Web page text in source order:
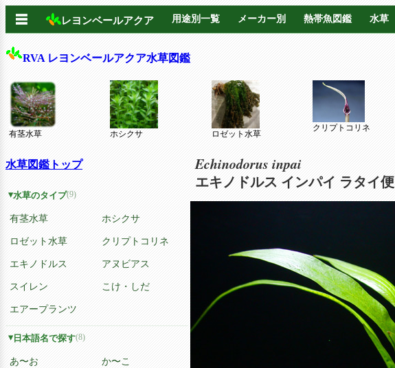
☰ レヨンベールアクア 用途別一覧 メーカー別 熱帯魚図鑑 水草
RVA レヨンベールアクア水草図鑑
有茎水草 ホシクサ ロゼット水草
クリプトコリネ
Echinodorus inpai
エキノドルス インパイ ラタイ便
水草図鑑トップ
水草のタイプ(9)
有茎水草 ホシクサ
ロゼット水草 クリプトコリネ
エキノドルス アヌビアス
スイレン こけ・しだ
エアープランツ
日本語名で探す(8)
あ〜お か〜こ